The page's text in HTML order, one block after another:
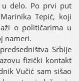
u delo. Po prvi put
Tepić, koјi
o političarima u
nameri.
Srbiјe
fizički kontakt
Vučić sam sišao